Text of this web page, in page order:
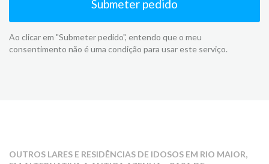
Submeter pedido
Ao clicar em "Submeter pedido", entendo que o meu
consentimento não é uma condição para usar este serviço.
OUTROS LARES E RESIDÊNCIAS DE IDOSOS EM RIO MAIOR,